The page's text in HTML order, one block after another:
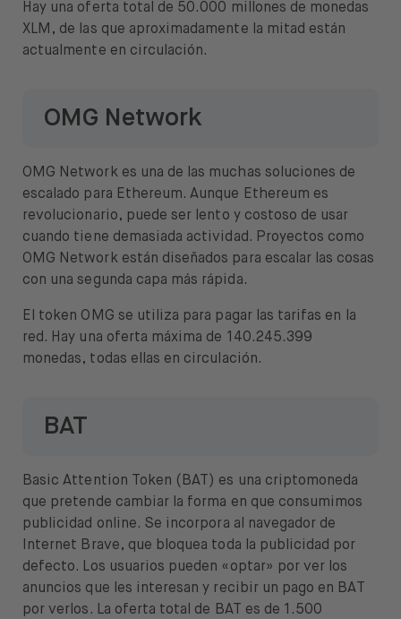
Hay una oferta total de 50.000 millones de monedas
XLM, de las que aproximadamente la mitad están
actualmente en circulación.
OMG Network
OMG Network es una de las muchas soluciones de
escalado para Ethereum. Aunque Ethereum es
revolucionario, puede ser lento y costoso de usar
cuando tiene demasiada actividad. Proyectos como
OMG Network están diseñados para escalar las cosas
con una segunda capa más rápida.
El token OMG se utiliza para pagar las tarifas en la
red. Hay una oferta máxima de 140.245.399
monedas, todas ellas en circulación.
BAT
Basic Attention Token (BAT) es una criptomoneda
que pretende cambiar la forma en que consumimos
publicidad online. Se incorpora al navegador de
Internet Brave, que bloquea toda la publicidad por
defecto. Los usuarios pueden «optar» por ver los
anuncios que les interesan y recibir un pago en BAT
por verlos. La oferta total de BAT es de 1.500